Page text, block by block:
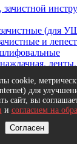
(для
и
стамески, рубанки
cookie,
для
сайт, вы
и согласием на
Согласен